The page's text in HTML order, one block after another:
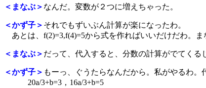
＜まなぶ＞ なんだ。変数が２つに増えちゃった。
＜かず子＞ それでもずいぶん計算が楽になったわ。
あとは、f(2)=3,f(4)=5から式を作ればいいだけだわ。ま
＜まなぶ＞ だって、代入すると、分数の計算がでてくる
＜かず子＞ もーっ、ぐうたらなんだから。私がやるわ。
20a/3+b=3，16a/3+b=5